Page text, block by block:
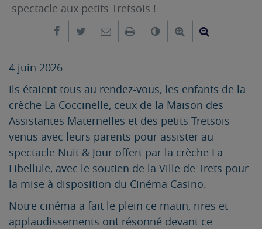
spectacle aux petits Tretsois !
Partager sur Facebook
Partager sur Twitter
Envoyer par e-mail
ImprimerChanger leAgrandir le
4 juin 2026
Ils étaient tous au rendez-vous, les enfants de la
crèche La Coccinelle, ceux de la Maison des
Assistantes Maternelles et des petits Tretsois
venus avec leurs parents pour assister au
spectacle Nuit & Jour offert par la crèche La
Libellule, avec le soutien de la Ville de Trets pour
la mise à disposition du Cinéma Casino.
Notre cinéma a fait le plein ce matin, rires et
applaudissements ont résonné devant ce